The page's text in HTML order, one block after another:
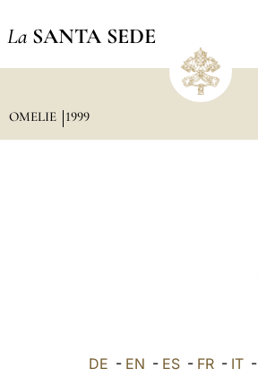
La SANTA SEDE
OMELIE 1999
DE - EN - ES - FR - IT -